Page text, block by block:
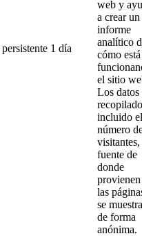
persistente 1 día
web y
a crear un
informe
analítico
cómo está
el sitio
Los datos
incluido el
número
visitantes,
fuente de
donde
las
se
de forma
anónima.